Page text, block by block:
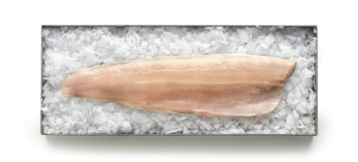
Filetto di salmerino alpino